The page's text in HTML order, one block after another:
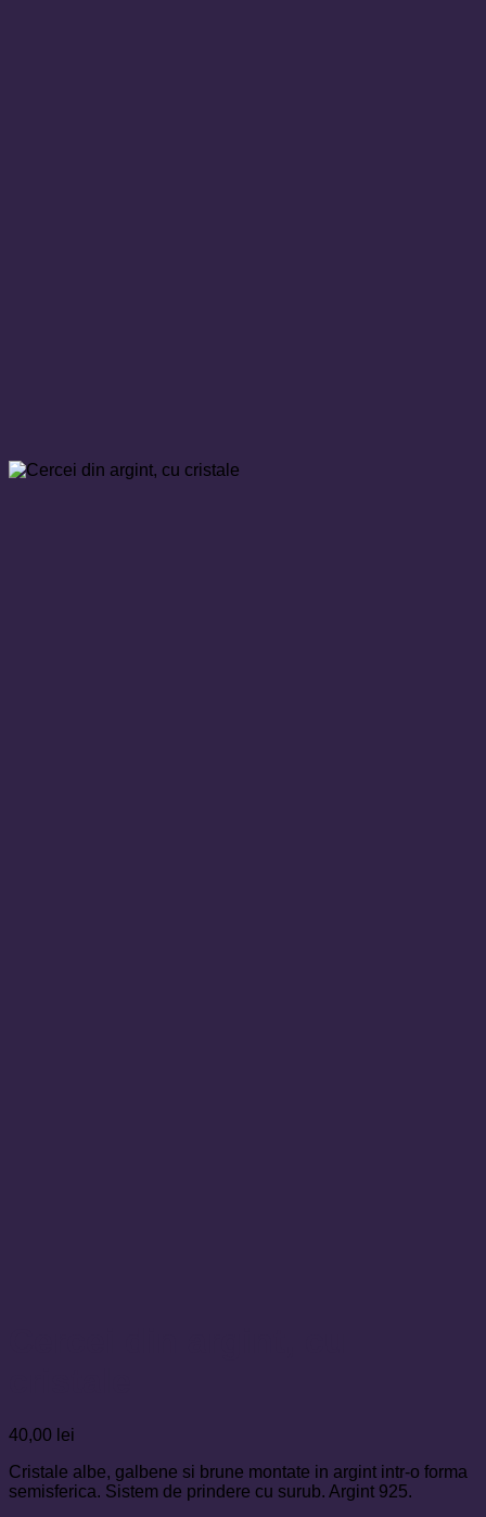
40,00 lei
Cristale albe, galbene si brune montate in argint intr-o forma
semisferica. Sistem de prindere cu surub. Argint 925.